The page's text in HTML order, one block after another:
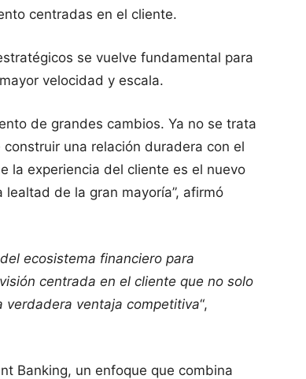
centradas en el cliente.
se vuelve fundamental para
velocidad y escala.
de grandes cambios. Ya no se trata
una relación duradera con el
la experiencia del cliente es el nuevo
de la gran mayoría”, afirmó
ecosistema financiero para
centrada en el cliente que no solo
verdadera ventaja competitiva“,
Banking, un enfoque que combina